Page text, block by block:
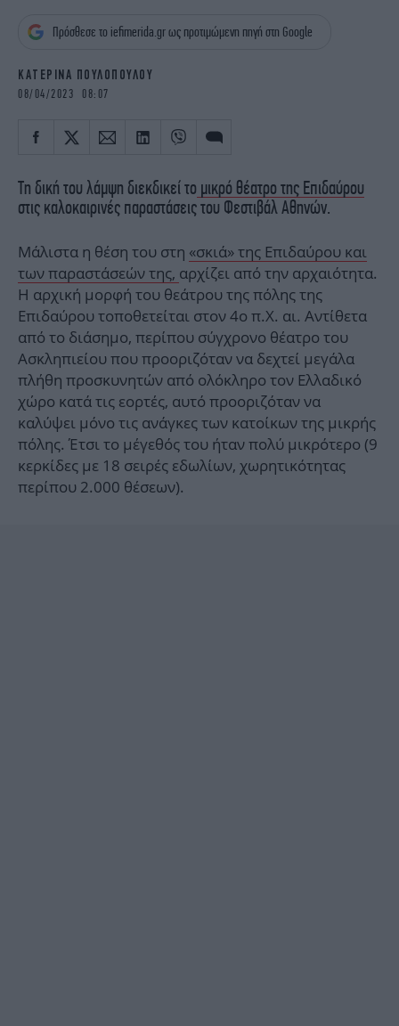
OSCARS
THE OCEAN
Πρόσθεσε το iefimerida.gr ως προτιμώμενη πηγή στη Google
ΚΑΤΕΡΙΝΑ ΠΟΥΛΟΠΟΥΛΟΥ
08/04/2023 08:07
Τη δική του λάμψη διεκδικεί το μικρό θέατρο της Επιδαύρου
στις καλοκαιρινές παραστάσεις του Φεστιβάλ Αθηνών.
Μάλιστα η θέση του στη «σκιά» της Επιδαύρου και
των παραστάσεών της, αρχίζει από την αρχαιότητα.
Η αρχική μορφή του θεάτρου της πόλης της
Επιδαύρου τοποθετείται στον 4ο π.Χ. αι. Αντίθετα
από το διάσημο, περίπου σύγχρονο θέατρο του
Ασκληπιείου που προοριζόταν να δεχτεί μεγάλα
πλήθη προσκυνητών από ολόκληρο τον Ελλαδικό
χώρο κατά τις εορτές, αυτό προοριζόταν να
καλύψει μόνο τις ανάγκες των κατοίκων της μικρής
πόλης. Έτσι το μέγεθός του ήταν πολύ μικρότερο (9
κερκίδες με 18 σειρές εδωλίων, χωρητικότητας
περίπου 2.000 θέσεων).